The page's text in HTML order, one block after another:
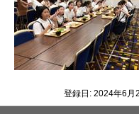
登録日: 2024年6月